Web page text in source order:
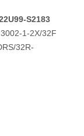
S2183
1-2X/32F
32R-